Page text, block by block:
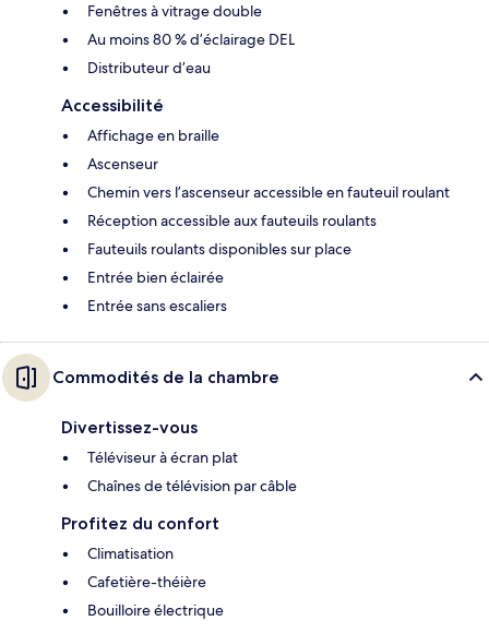
Fenêtres à vitrage double
Au moins 80 % d’éclairage DEL
Distributeur d’eau
Accessibilité
Affichage en braille
Ascenseur
Chemin vers l’ascenseur accessible en fauteuil roulant
Réception accessible aux fauteuils roulants
Fauteuils roulants disponibles sur place
Entrée bien éclairée
Entrée sans escaliers
Commodités de la chambre
Divertissez-vous
Téléviseur à écran plat
Chaînes de télévision par câble
Profitez du confort
Climatisation
Cafetière-théière
Bouilloire électrique